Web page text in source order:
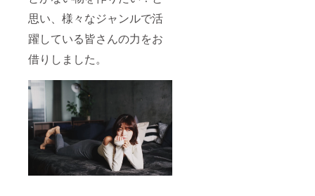
思い、様々なジャンルで活
躍している皆さんの力をお
借りしました。